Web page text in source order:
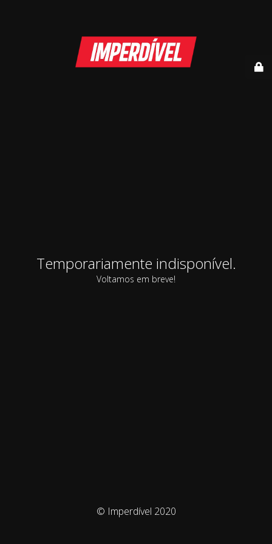
Temporariamente indisponível.
Voltamos em breve!
© Imperdível 2020